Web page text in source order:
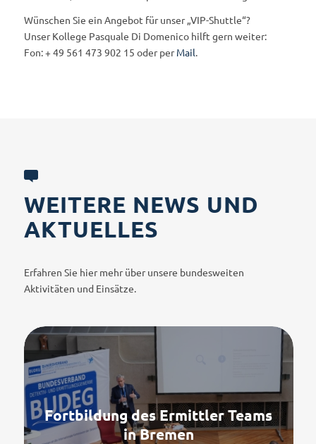
Wünschen Sie ein Angebot für unser „VIP-Shuttle“?
Unser Kollege Pasquale Di Domenico hilft gern weiter:
Fon: + 49 561 473 902 15 oder perMail.
WEITERE NEWS UND
AKTUELLES
Erfahren Sie hier mehr über unsere bundesweiten
Aktivitäten und Einsätze.
Fortbildung des Ermittler Teams
in Bremen